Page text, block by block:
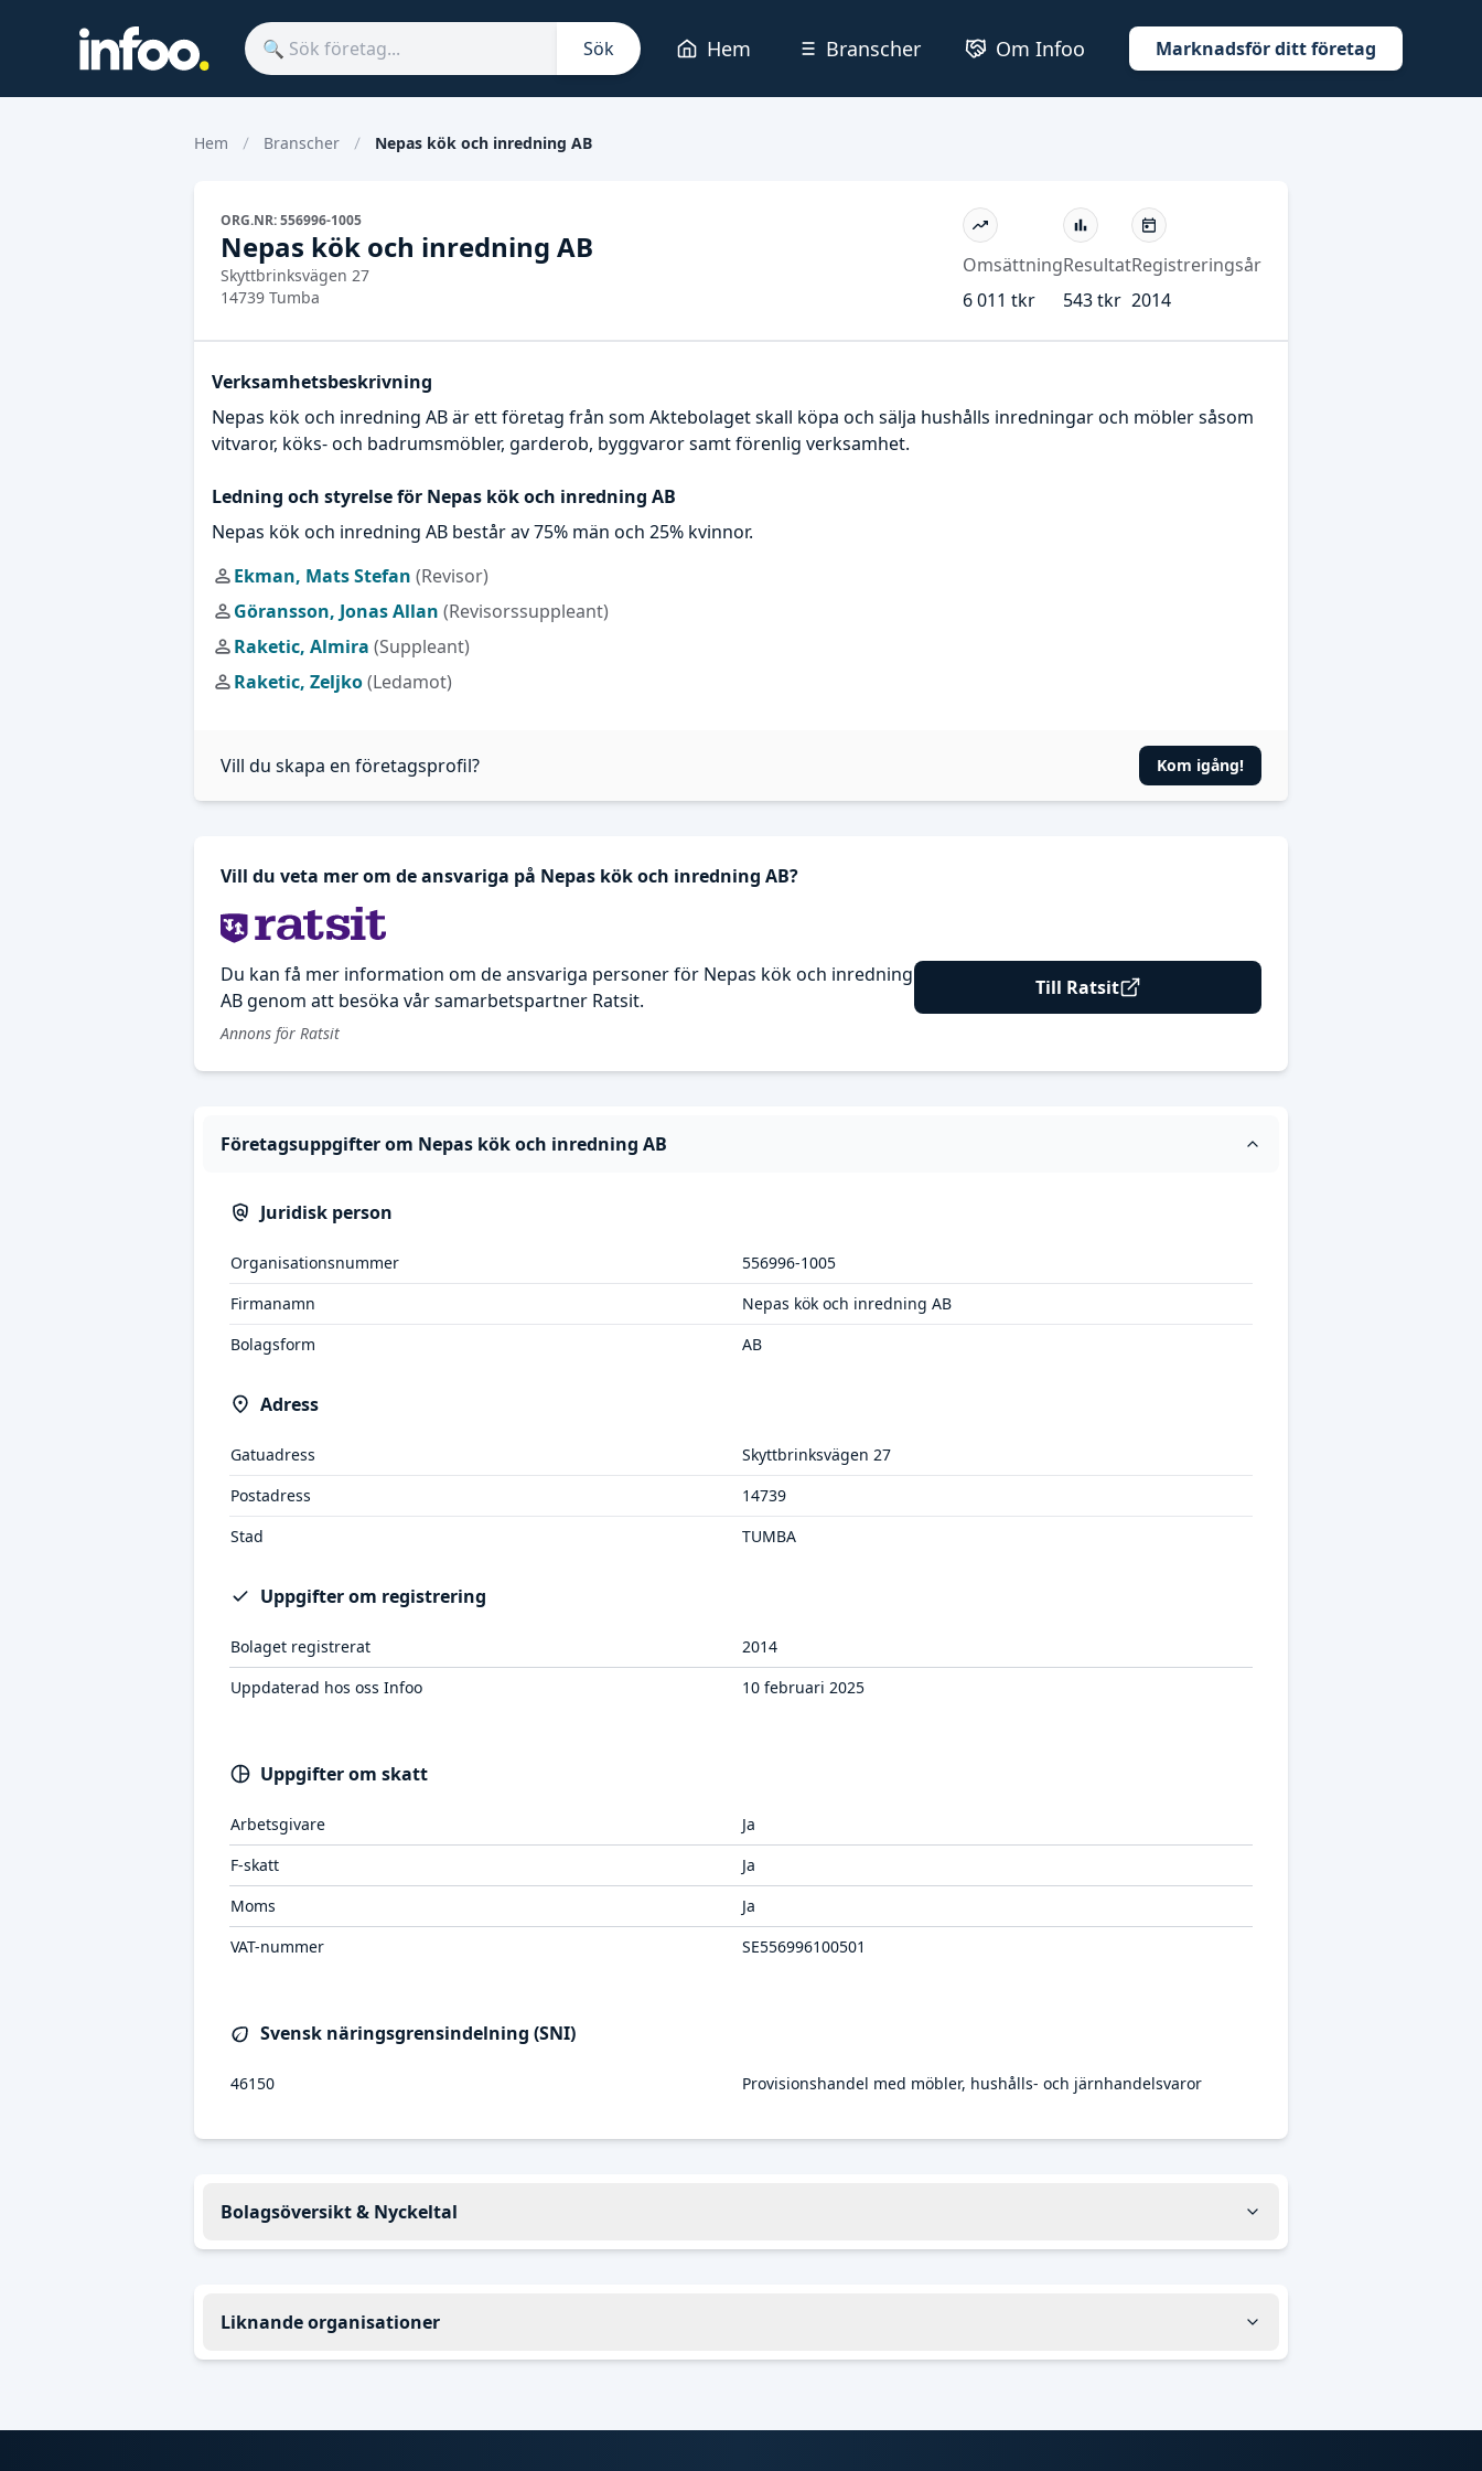
Sök Hem Branscher Om Infoo Marknadsför ditt företag
Hem Branscher Nepas kök och inredning AB
ORG.NR: 556996-1005
Nepas kök och inredning AB
Skyttbrinksvägen 27
14739 Tumba
Omsättning
6 011 tkr
Resultat
543 tkr
Registreringsår
2014
Verksamhetsbeskrivning
Nepas kök och inredning AB är ett företag från som Aktebolaget skall köpa och sälja hushålls inredningar och möbler såsom
vitvaror, köks- och badrumsmöbler, garderob, byggvaror samt förenlig verksamhet.
Ledning och styrelse för Nepas kök och inredning AB
Nepas kök och inredning AB består av 75% män och 25% kvinnor.
Ekman, Mats Stefan (Revisor)
Göransson, Jonas Allan (Revisorssuppleant)
Raketic, Almira (Suppleant)
Raketic, Zeljko(Ledamot)
Vill du skapa en företagsprofil? Kom igång!
Vill du veta mer om de ansvariga på Nepas kök och inredning AB?
Du kan få mer information om de ansvariga personer för Nepas kök och inredning
AB genom att besöka vår samarbetspartner Ratsit.
Till Ratsit
Annons för Ratsit
Företagsuppgifter om Nepas kök och inredning AB
Juridisk person
Organisationsnummer
556996-1005
Firmanamn
Nepas kök och inredning AB
Bolagsform
AB
Adress
Gatuadress
Skyttbrinksvägen 27
Postadress
14739
Stad
TUMBA
Uppgifter om registrering
Bolaget registrerat
2014
Uppdaterad hos oss Infoo
10 februari 2025
Uppgifter om skatt
Arbetsgivare
Ja
F-skatt
Ja
Moms
Ja
VAT-nummer
SE556996100501
Svensk näringsgrensindelning (SNI)
46150 Provisionshandel med möbler, hushålls- och järnhandelsvaror
Bolagsöversikt & Nyckeltal
Liknande organisationer